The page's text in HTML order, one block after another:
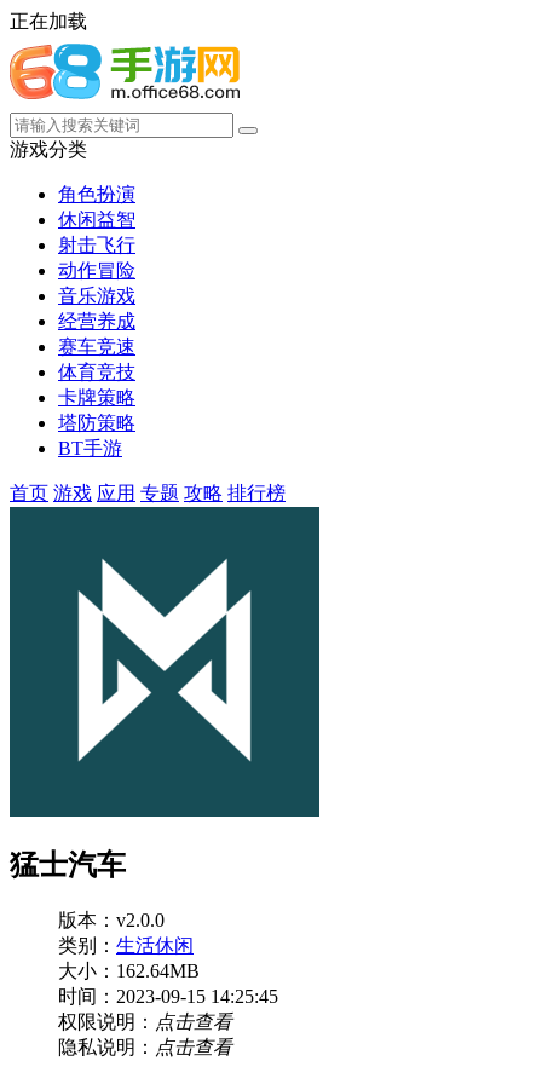
正在加载
游戏分类
角色扮演
休闲益智
射击飞行
动作冒险
音乐游戏
经营养成
赛车竞速
体育竞技
卡牌策略
塔防策略
BT手游
首页 游戏 应用 专题 攻略 排行榜
猛士汽车
版本：v2.0.0
类别： 生活休闲
大小：162.64MB
时间：2023-09-15 14:25:45
权限说明： 点击查看
隐私说明： 点击查看